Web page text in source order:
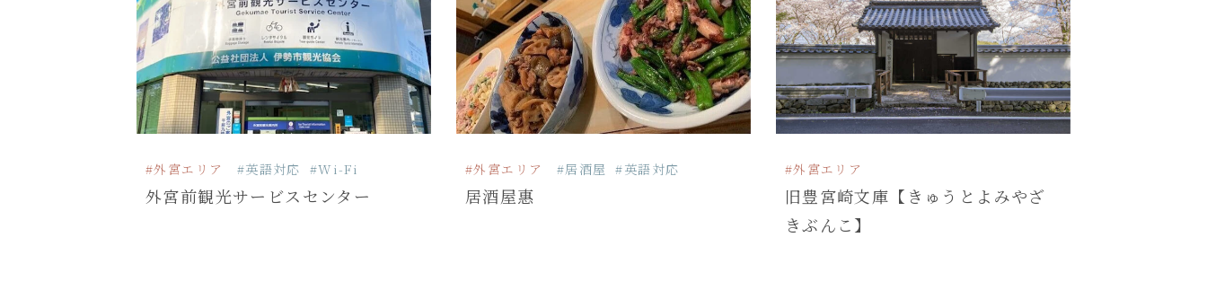
#外宮エリア #英語対応 #Wi-Fi
外宮前観光サービスセンター
#外宮エリア #居酒屋 #英語対応
居酒屋惠
#外宮エリア
旧豊宮崎文庫【きゅうとよみやざ
きぶんこ】